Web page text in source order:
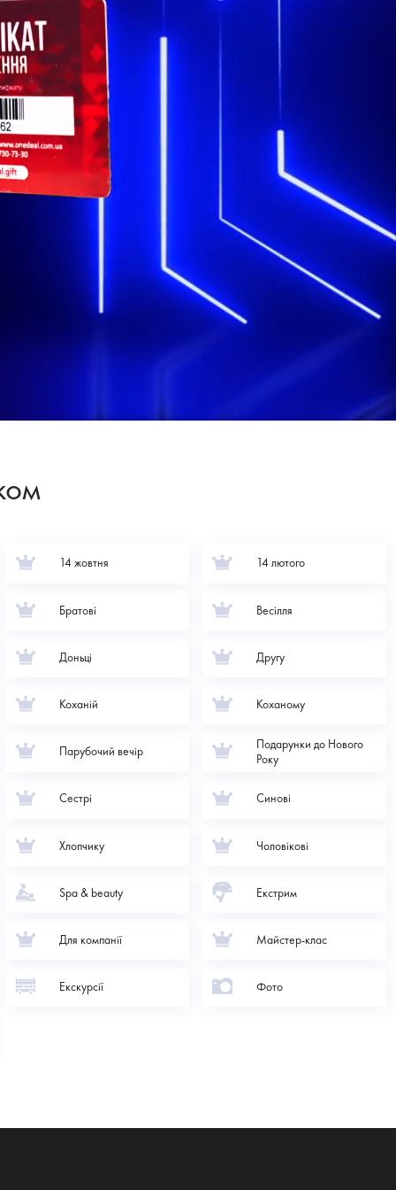
14 жовтня 14 лютого
Братові Весілля
Доньці Другу
Коханій Коханому
Парубочий вечір
Подарунки до Нового
Року
Сестрі Синові
Хлопчику Чоловікові
Spa & beauty Екстрим
Для компанії Майстер-клас
Екскурсії Фото